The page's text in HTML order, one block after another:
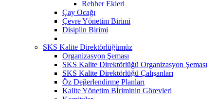
Rehber Ekleri
Çay Ocağı
Çevre Yönetim Birimi
Disiplin Birimi
SKS Kalite Direktörlüğümüz
Organizasyon Şeması
SKS Kalite Direktörlüğü Organizasyon Şeması
SKS Kalite Direktörlüğü Çalışanları
Öz Değerlendirme Planları
Kalite Yönetim Bİriminin Görevleri